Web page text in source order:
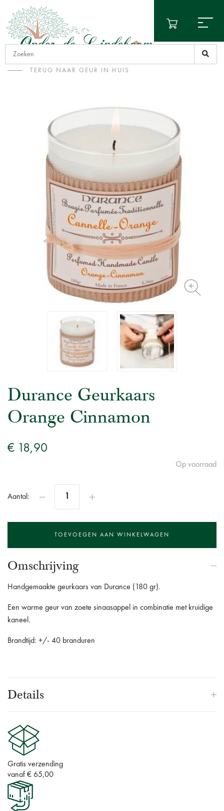
TERUG NAAR GEUR IN HUIS
Durance Geurkaars
Orange Cinnamon
€ 18,90
Op voorraad
Aantal:
Omschrijving
Handgemaakte geurkaars van Durance (180 gr).
Een warme geur van zoete sinaasappel in combinatie met kruidige
kaneel.
Brandtijd: +/- 40 branduren
Details
Gratis verzending
vanaf € 65,00